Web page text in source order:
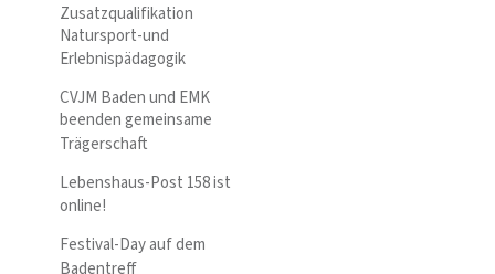
Zusatzqualifikation
Natursport-und
Erlebnispädagogik
CVJM Baden und EMK
beenden gemeinsame
Trägerschaft
Lebenshaus-Post 158 ist
online!
Festival-Day auf dem
Badentreff